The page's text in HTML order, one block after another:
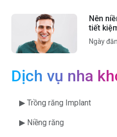
Nên
tiết
Ngày
Dịch vụ nha
▶ Trồng răng Implant
▶ Niềng răng